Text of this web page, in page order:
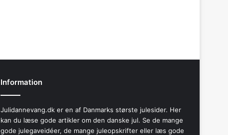
Information
Julidannevang.dk er en af Danmarks største julesider. Her
kan du læse gode artikler om den danske jul. Se de mange
gode julegaveidéer, de mange juleopskrifter eller læs gode